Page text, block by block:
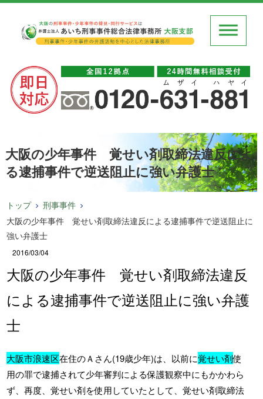
大阪の少年事件 覚せい剤取締法違反によ
る逮捕事件で逆送阻止に強い弁護士
トップ
刑事事件
大阪の少年事件 覚せい剤取締法違反による逮捕事件で逆送阻止に
強い弁護士
2016/03/04
大阪の少年事件 覚せい剤取締法違反
による逮捕事件で逆送阻止に強い弁護
士
大阪市浪速区在住のＡさん(19歳少年)は、以前に覚せい剤使
用の罪で逮捕されて少年審判による保護観察中にもかかわら
ず、再度、覚せい剤を使用していたとして、覚せい剤取締法